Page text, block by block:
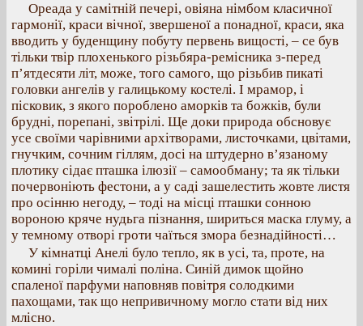
Ореада у самітній печері, овіяна німбом класичної
гармонії, краси вічної, звершеної а понадної, краси, яка
вводить у буденщину побуту первень вищості, – се був
тільки твір плохенького різьбяра-ремісника з-перед
п’ятдесяти літ, може, того самого, що різьбив пикаті
головки ангелів у галицькому костелі. І мрамор, і
пісковик, з якого пороблено аморків та божків, були
брудні, порепані, звітрілі. Ще доки природа обсновує
усе своїми чарівними архітворами, листочками, цвітами,
гнучким, сочним гіллям, досі на штудерно в’язаному
плотику сідає пташка ілюзії – самообману; та як тільки
почервоніють фестони, а у саді зашелестить жовте листя
про осінню негоду, – тоді на місці пташки сонною
вороною кряче нудьга пізнання, шириться маска глуму, а
у темному отворі гроти чаїться змора безнадійності…
У кімнатці Анелі було тепло, як в усі, та, проте, на
комині горіли чималі поліна. Синій димок щойно
спаленої парфуми наповняв повітря солодкими
пахощами, так що непривичному могло стати від них
млісно.